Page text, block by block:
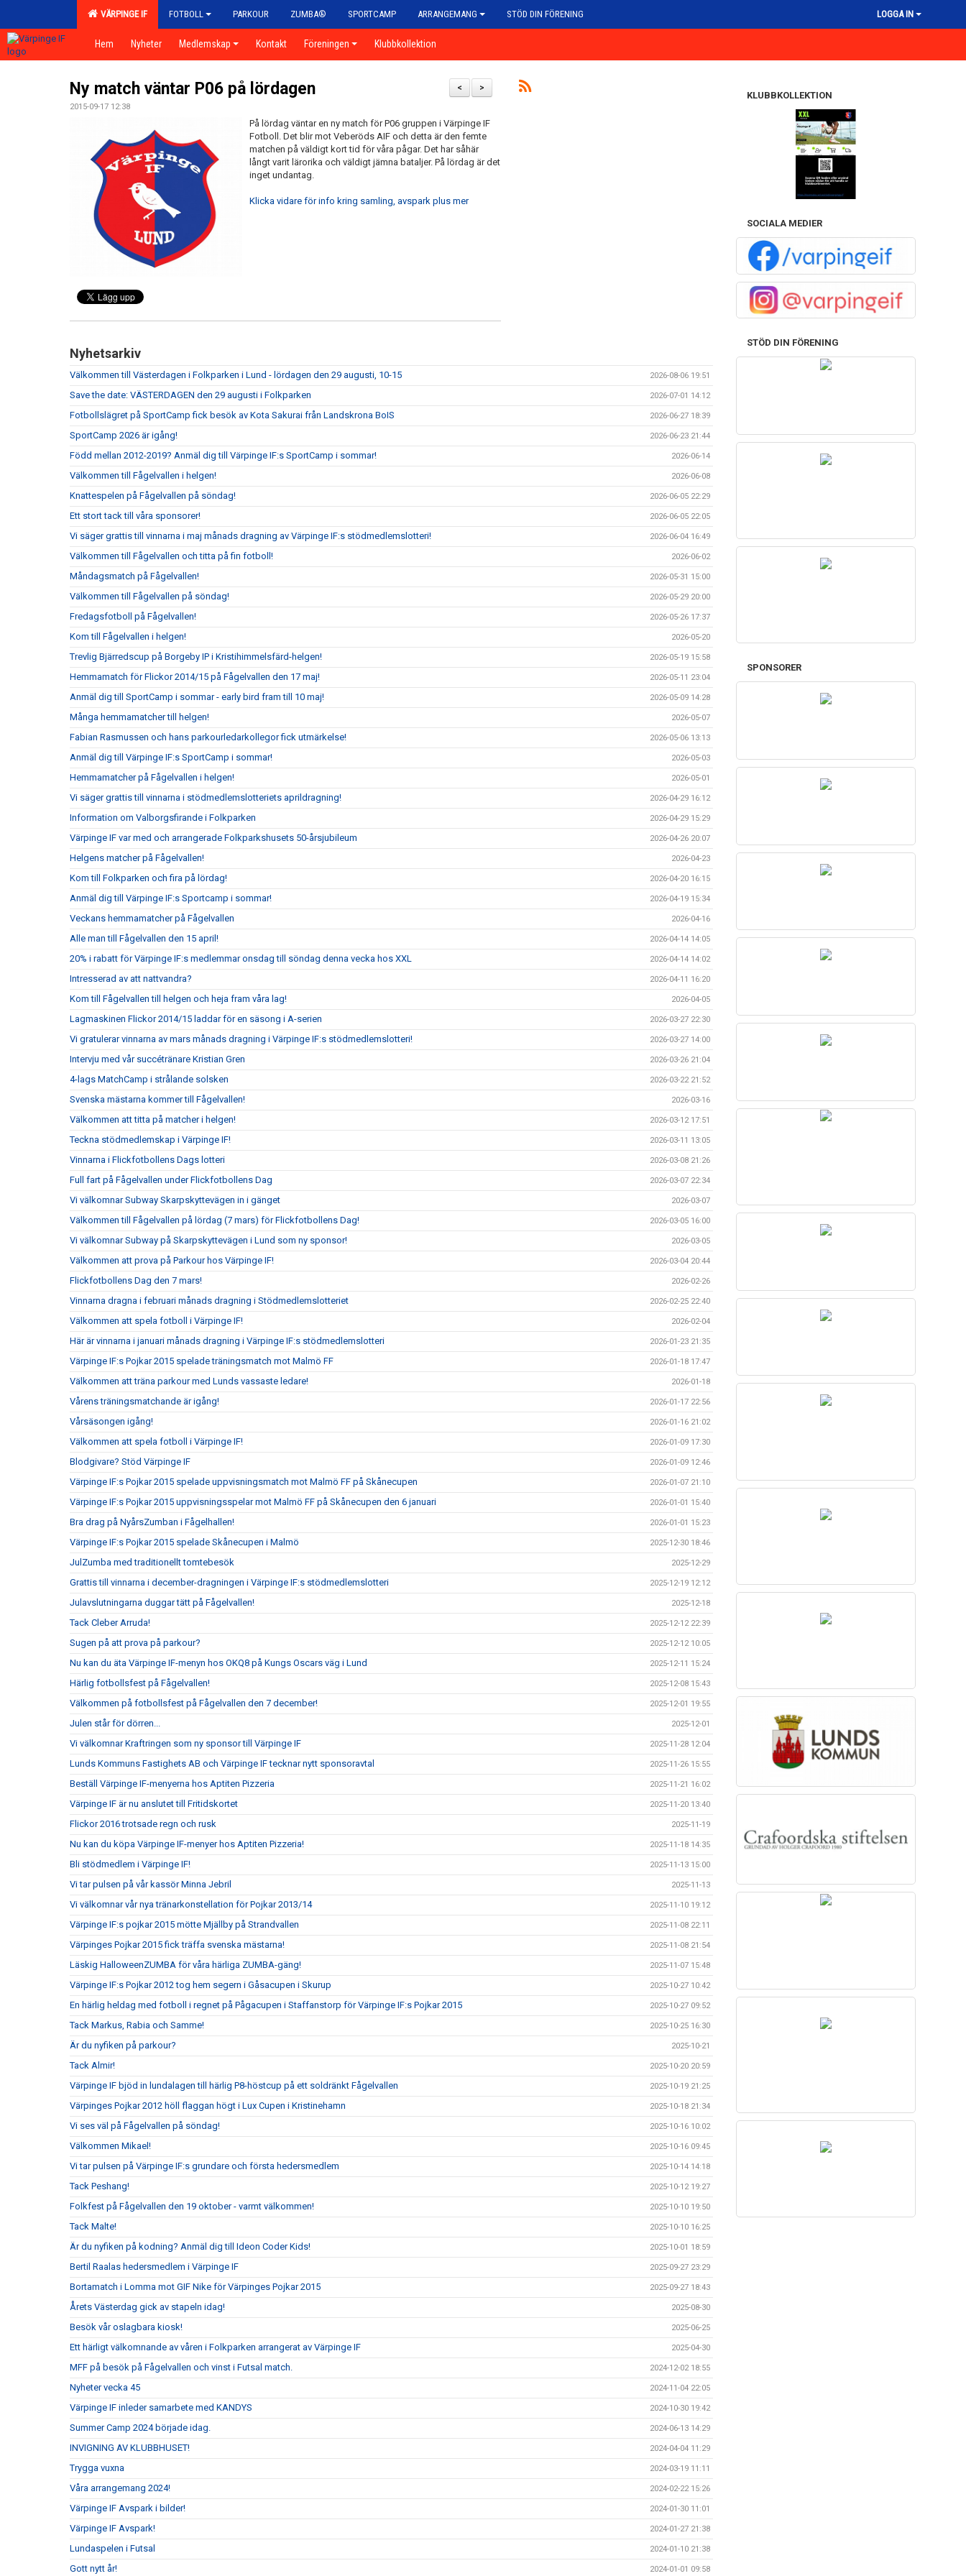
VÄRPINGE IF FOTBOLL PARKOUR ZUMBA® SPORTCAMP ARRANGEMANG STÖD DIN FÖRENING LOGGA IN
Hem Nyheter Medlemskap Kontakt Föreningen Klubbkollektion
>
<
Ny match väntar P06 på lördagen
2015-09-17 12:38
På lördag väntar en ny match för P06 gruppen i Värpinge IF
Fotboll. Det blir mot Veberöds AIF och detta är den femte
matchen på väldigt kort tid för våra pågar. Det har såhär
långt varit lärorika och väldigt jämna bataljer. På lördag är det
inget undantag.
Klicka vidare för info kring samling, avspark plus mer
Nyhetsarkiv
Välkommen till Västerdagen i Folkparken i Lund - lördagen den 29 augusti, 10-15 2026-08-06 19:51
Save the date: VÄSTERDAGEN den 29 augusti i Folkparken 2026-07-01 14:12
Fotbollslägret på SportCamp fick besök av Kota Sakurai från Landskrona BoIS 2026-06-27 18:39
SportCamp 2026 är igång! 2026-06-23 21:44
Född mellan 2012-2019? Anmäl dig till Värpinge IF:s SportCamp i sommar! 2026-06-14
Välkommen till Fågelvallen i helgen! 2026-06-08
Knattespelen på Fågelvallen på söndag! 2026-06-05 22:29
Ett stort tack till våra sponsorer! 2026-06-05 22:05
Vi säger grattis till vinnarna i maj månads dragning av Värpinge IF:s stödmedlemslotteri! 2026-06-04 16:49
Välkommen till Fågelvallen och titta på fin fotboll! 2026-06-02
Måndagsmatch på Fågelvallen! 2026-05-31 15:00
Välkommen till Fågelvallen på söndag! 2026-05-29 20:00
Fredagsfotboll på Fågelvallen! 2026-05-26 17:37
Kom till Fågelvallen i helgen! 2026-05-20
Trevlig Bjärredscup på Borgeby IP i Kristihimmelsfärd-helgen! 2026-05-19 15:58
Hemmamatch för Flickor 2014/15 på Fågelvallen den 17 maj! 2026-05-11 23:04
Anmäl dig till SportCamp i sommar - early bird fram till 10 maj! 2026-05-09 14:28
Många hemmamatcher till helgen! 2026-05-07
Fabian Rasmussen och hans parkourledarkollegor fick utmärkelse! 2026-05-06 13:13
Anmäl dig till Värpinge IF:s SportCamp i sommar! 2026-05-03
Hemmamatcher på Fågelvallen i helgen! 2026-05-01
Vi säger grattis till vinnarna i stödmedlemslotteriets aprildragning! 2026-04-29 16:12
Information om Valborgsfirande i Folkparken 2026-04-29 15:29
Värpinge IF var med och arrangerade Folkparkshusets 50-årsjubileum 2026-04-26 20:07
Helgens matcher på Fågelvallen! 2026-04-23
Kom till Folkparken och fira på lördag! 2026-04-20 16:15
Anmäl dig till Värpinge IF:s Sportcamp i sommar! 2026-04-19 15:34
Veckans hemmamatcher på Fågelvallen 2026-04-16
Alle man till Fågelvallen den 15 april! 2026-04-14 14:05
20% i rabatt för Värpinge IF:s medlemmar onsdag till söndag denna vecka hos XXL 2026-04-14 14:02
Intresserad av att nattvandra? 2026-04-11 16:20
Kom till Fågelvallen till helgen och heja fram våra lag! 2026-04-05
Lagmaskinen Flickor 2014/15 laddar för en säsong i A-serien 2026-03-27 22:30
Vi gratulerar vinnarna av mars månads dragning i Värpinge IF:s stödmedlemslotteri! 2026-03-27 14:00
Intervju med vår succétränare Kristian Gren 2026-03-26 21:04
4-lags MatchCamp i strålande solsken 2026-03-22 21:52
Svenska mästarna kommer till Fågelvallen! 2026-03-16
Välkommen att titta på matcher i helgen! 2026-03-12 17:51
Teckna stödmedlemskap i Värpinge IF! 2026-03-11 13:05
Vinnarna i Flickfotbollens Dags lotteri 2026-03-08 21:26
Full fart på Fågelvallen under Flickfotbollens Dag 2026-03-07 22:34
Vi välkomnar Subway Skarpskyttevägen in i gänget 2026-03-07
Välkommen till Fågelvallen på lördag (7 mars) för Flickfotbollens Dag! 2026-03-05 16:00
Vi välkomnar Subway på Skarpskyttevägen i Lund som ny sponsor! 2026-03-05
Välkommen att prova på Parkour hos Värpinge IF! 2026-03-04 20:44
Flickfotbollens Dag den 7 mars! 2026-02-26
Vinnarna dragna i februari månads dragning i Stödmedlemslotteriet 2026-02-25 22:40
Välkommen att spela fotboll i Värpinge IF! 2026-02-04
Här är vinnarna i januari månads dragning i Värpinge IF:s stödmedlemslotteri 2026-01-23 21:35
Värpinge IF:s Pojkar 2015 spelade träningsmatch mot Malmö FF 2026-01-18 17:47
Välkommen att träna parkour med Lunds vassaste ledare! 2026-01-18
Vårens träningsmatchande är igång! 2026-01-17 22:56
Vårsäsongen igång! 2026-01-16 21:02
Välkommen att spela fotboll i Värpinge IF! 2026-01-09 17:30
Blodgivare? Stöd Värpinge IF 2026-01-09 12:46
Värpinge IF:s Pojkar 2015 spelade uppvisningsmatch mot Malmö FF på Skånecupen 2026-01-07 21:10
Värpinge IF:s Pojkar 2015 uppvisningsspelar mot Malmö FF på Skånecupen den 6 januari 2026-01-01 15:40
Bra drag på NyårsZumban i Fågelhallen! 2026-01-01 15:23
Värpinge IF:s Pojkar 2015 spelade Skånecupen i Malmö 2025-12-30 18:46
JulZumba med traditionellt tomtebesök 2025-12-29
Grattis till vinnarna i december-dragningen i Värpinge IF:s stödmedlemslotteri 2025-12-19 12:12
Julavslutningarna duggar tätt på Fågelvallen! 2025-12-18
Tack Cleber Arruda! 2025-12-12 22:39
Sugen på att prova på parkour? 2025-12-12 10:05
Nu kan du äta Värpinge IF-menyn hos OKQ8 på Kungs Oscars väg i Lund 2025-12-11 15:24
Härlig fotbollsfest på Fågelvallen! 2025-12-08 15:43
Välkommen på fotbollsfest på Fågelvallen den 7 december! 2025-12-01 19:55
Julen står för dörren... 2025-12-01
Vi välkomnar Kraftringen som ny sponsor till Värpinge IF 2025-11-28 12:04
Lunds Kommuns Fastighets AB och Värpinge IF tecknar nytt sponsoravtal 2025-11-26 15:55
Beställ Värpinge IF-menyerna hos Aptiten Pizzeria 2025-11-21 16:02
Värpinge IF är nu anslutet till Fritidskortet 2025-11-20 13:40
Flickor 2016 trotsade regn och rusk 2025-11-19
Nu kan du köpa Värpinge IF-menyer hos Aptiten Pizzeria! 2025-11-18 14:35
Bli stödmedlem i Värpinge IF! 2025-11-13 15:00
Vi tar pulsen på vår kassör Minna Jebril 2025-11-13
Vi välkomnar vår nya tränarkonstellation för Pojkar 2013/14 2025-11-10 19:12
Värpinge IF:s pojkar 2015 mötte Mjällby på Strandvallen 2025-11-08 22:11
Värpinges Pojkar 2015 fick träffa svenska mästarna! 2025-11-08 21:54
Läskig HalloweenZUMBA för våra härliga ZUMBA-gäng! 2025-11-07 15:48
Värpinge IF:s Pojkar 2012 tog hem segern i Gåsacupen i Skurup 2025-10-27 10:42
En härlig heldag med fotboll i regnet på Pågacupen i Staffanstorp för Värpinge IF:s Pojkar 2015 2025-10-27 09:52
Tack Markus, Rabia och Samme! 2025-10-25 16:30
Är du nyfiken på parkour? 2025-10-21
Tack Almir! 2025-10-20 20:59
Värpinge IF bjöd in lundalagen till härlig P8-höstcup på ett soldränkt Fågelvallen 2025-10-19 21:25
Värpinges Pojkar 2012 höll flaggan högt i Lux Cupen i Kristinehamn 2025-10-18 21:34
Vi ses väl på Fågelvallen på söndag! 2025-10-16 10:02
Välkommen Mikael! 2025-10-16 09:45
Vi tar pulsen på Värpinge IF:s grundare och första hedersmedlem 2025-10-14 14:18
Tack Peshang! 2025-10-12 19:27
Folkfest på Fågelvallen den 19 oktober - varmt välkommen! 2025-10-10 19:50
Tack Malte! 2025-10-10 16:25
Är du nyfiken på kodning? Anmäl dig till Ideon Coder Kids! 2025-10-01 18:59
Bertil Raalas hedersmedlem i Värpinge IF 2025-09-27 23:29
Bortamatch i Lomma mot GIF Nike för Värpinges Pojkar 2015 2025-09-27 18:43
Årets Västerdag gick av stapeln idag! 2025-08-30
Besök vår oslagbara kiosk! 2025-06-25
Ett härligt välkomnande av våren i Folkparken arrangerat av Värpinge IF 2025-04-30
MFF på besök på Fågelvallen och vinst i Futsal match. 2024-12-02 18:55
Nyheter vecka 45 2024-11-04 22:05
Värpinge IF inleder samarbete med KANDYS 2024-10-30 19:42
Summer Camp 2024 började idag. 2024-06-13 14:29
INVIGNING AV KLUBBHUSET! 2024-04-04 11:29
Trygga vuxna 2024-03-19 11:11
Våra arrangemang 2024! 2024-02-22 15:26
Värpinge IF Avspark i bilder! 2024-01-30 11:01
Värpinge IF Avspark! 2024-01-27 21:38
Lundaspelen i Futsal 2024-01-10 21:38
Gott nytt år! 2024-01-01 09:58
KLUBBKOLLEKTION
SOCIALA MEDIER
STÖD DIN FÖRENING
SPONSORER